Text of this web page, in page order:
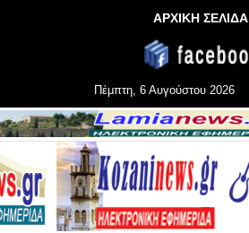
ΑΡΧΙΚΗ ΣΕΛΙΔΑ
Πέμπτη, 6 Αυγούστου 2026